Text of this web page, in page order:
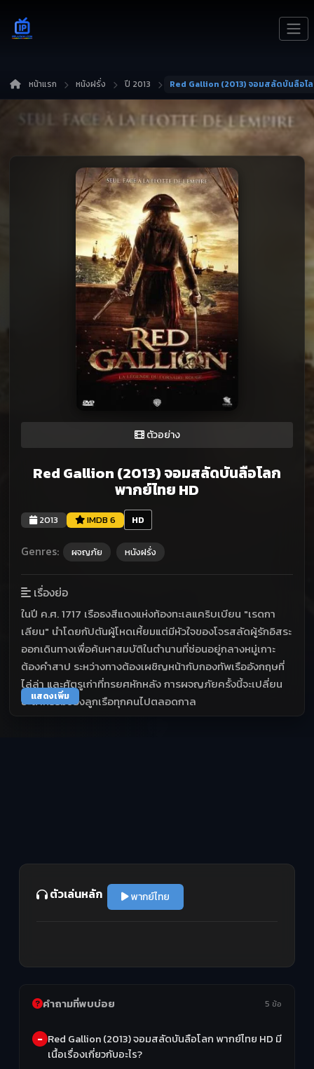
หน้าแรก หนังฝรั่ง ปี 2013
ตัวอย่าง
Red Gallion (2013) จอมสลัดบันลือโลก
พากย์ไทย HD
2013 IMDB 6 HD
Genres: ผจญภัย หนังฝรั่ง
เรื่องย่อ
ในปี ค.ศ. 1717 เรือธงสีแดงแห่งท้องทะเลแคริบเบียน "เรดกา
เลียน" นำโดยกัปตันผู้โหดเหี้ยมแต่มีหัวใจของโจรสลัดผู้รักอิสระ
ออกเดินทางเพื่อค้นหาสมบัติในตำนานที่ซ่อนอยู่กลางหมู่เกาะ
ต้องคำสาป ระหว่างทางต้องเผชิญหน้ากับกองทัพเรืออังกฤษที่
ไล่ล่า และศัตรูเก่าที่ทรยศหักหลัง การผจญภัยครั้งนี้จะเปลี่ยน
ชะตากรรมของลูกเรือทุกคนไปตลอดกาล
แสดงเพิ่ม
ตัวเล่นหลัก พากย์ไทย
คำถามที่พบบ่อย 5 ข้อ
Red Gallion (2013) จอมสลัดบันลือโลก พากย์ไทย HD มี
เนื้อเรื่องเกี่ยวกับอะไร?